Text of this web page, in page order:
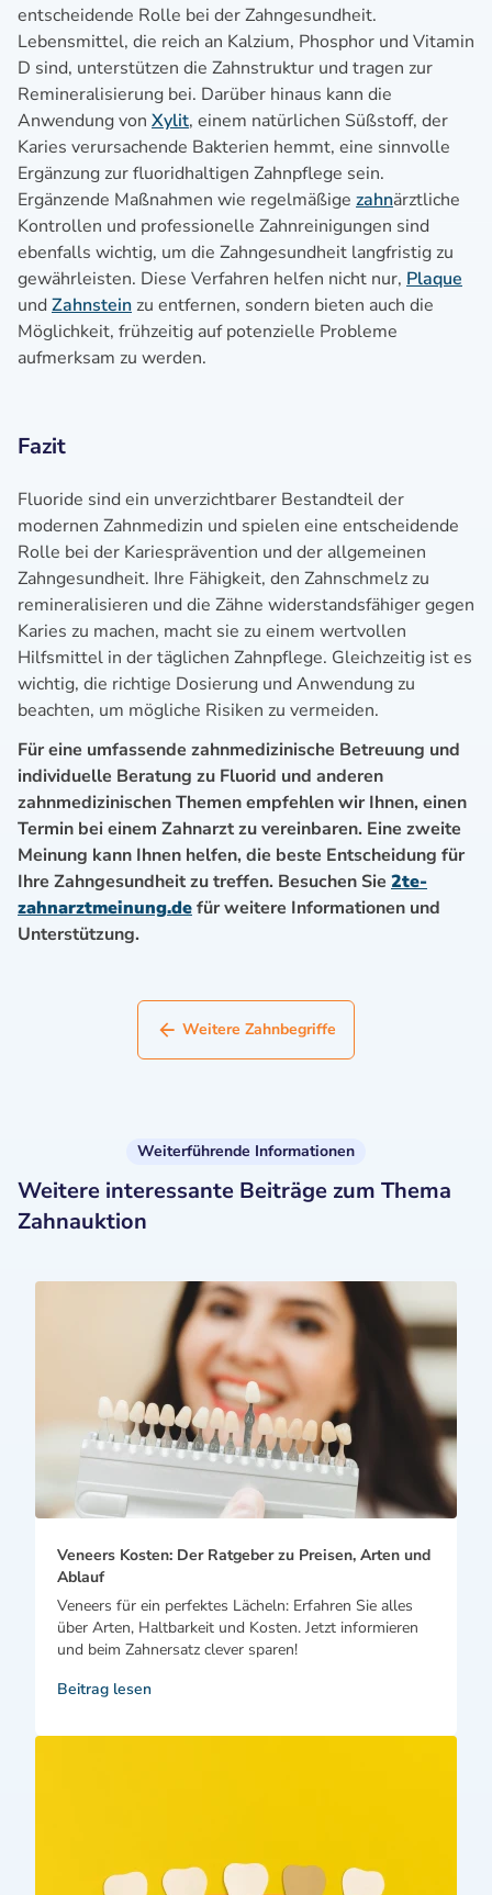
entscheidende Rolle bei der Zahngesundheit.
Lebensmittel, die reich an Kalzium, Phosphor und Vitamin
D sind, unterstützen die Zahnstruktur und tragen zur
Remineralisierung bei. Darüber hinaus kann die
Anwendung von Xylit, einem natürlichen Süßstoff, der
Karies verursachende Bakterien hemmt, eine sinnvolle
Ergänzung zur fluoridhaltigen Zahnpflege sein.
Ergänzende Maßnahmen wie regelmäßige zahnärztliche
Kontrollen und professionelle Zahnreinigungen sind
ebenfalls wichtig, um die Zahngesundheit langfristig zu
gewährleisten. Diese Verfahren helfen nicht nur, Plaque
undZahnstein zu entfernen, sondern bieten auch die
Möglichkeit, frühzeitig auf potenzielle Probleme
aufmerksam zu werden.
Fazit
Fluoride sind ein unverzichtbarer Bestandteil der
modernen Zahnmedizin und spielen eine entscheidende
Rolle bei der Kariesprävention und der allgemeinen
Zahngesundheit. Ihre Fähigkeit, den Zahnschmelz zu
remineralisieren und die Zähne widerstandsfähiger gegen
Karies zu machen, macht sie zu einem wertvollen
Hilfsmittel in der täglichen Zahnpflege. Gleichzeitig ist es
wichtig, die richtige Dosierung und Anwendung zu
beachten, um mögliche Risiken zu vermeiden.
Für eine umfassende zahnmedizinische Betreuung und
individuelle Beratung zu Fluorid und anderen
zahnmedizinischen Themen empfehlen wir Ihnen, einen
Termin bei einem Zahnarzt zu vereinbaren. Eine zweite
Meinung kann Ihnen helfen, die beste Entscheidung für
Ihre Zahngesundheit zu treffen. Besuchen Sie 2te-
zahnarztmeinung.defür weitere Informationen und
Unterstützung.
Weitere Zahnbegriffe
Weiterführende Informationen
Weitere interessante Beiträge zum Thema
Zahnauktion
Veneers Kosten: Der Ratgeber zu Preisen, Arten und
Ablauf
Veneers für ein perfektes Lächeln: Erfahren Sie alles
über Arten, Haltbarkeit und Kosten. Jetzt informieren
und beim Zahnersatz clever sparen!
Beitrag lesen